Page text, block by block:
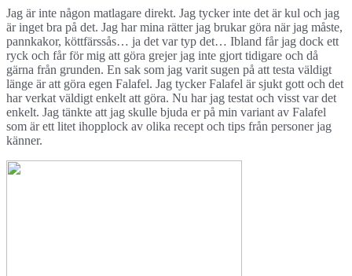
Jag är inte någon matlagare direkt. Jag tycker inte det är kul och jag
är inget bra på det. Jag har mina rätter jag brukar göra när jag måste,
pannkakor, köttfärssås… ja det var typ det… Ibland får jag dock ett
ryck och får för mig att göra grejer jag inte gjort tidigare och då
gärna från grunden. En sak som jag varit sugen på att testa väldigt
länge är att göra egen Falafel. Jag tycker Falafel är sjukt gott och det
har verkat väldigt enkelt att göra. Nu har jag testat och visst var det
enkelt. Jag tänkte att jag skulle bjuda er på min variant av Falafel
som är ett litet ihopplock av olika recept och tips från personer jag
känner.